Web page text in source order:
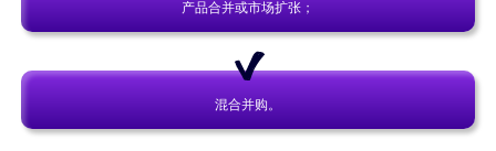
产品合并或市场扩张；
混合并购。